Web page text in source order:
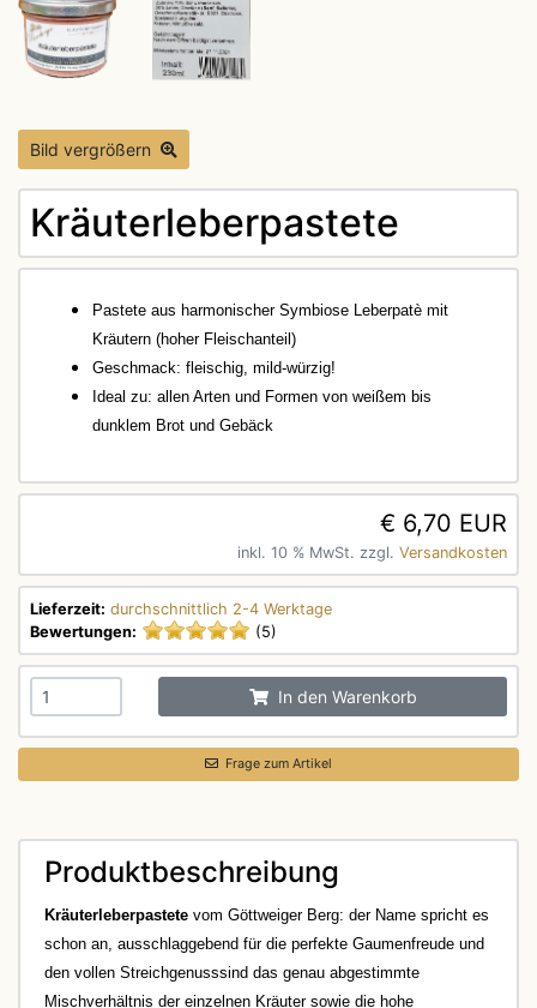
Bild vergrößern
Kräuterleberpastete
Pastete aus harmonischer Symbiose Leberpatè mit
Kräutern (hoher Fleischanteil)
Geschmack: fleischig, mild-würzig!
Ideal zu: allen Arten und Formen von weißem bis
dunklem Brot und Gebäck
€ 6,70 EUR
inkl. 10 % MwSt. zzgl. Versandkosten
Lieferzeit: durchschnittlich 2-4 Werktage
Bewertungen:
(5)
In den Warenkorb
Frage zum Artikel
Produktbeschreibung
Kräuterleberpastete vom Göttweiger Berg: der Name spricht es
schon an, ausschlaggebend für die perfekte Gaumenfreude und
den vollen Streichgenusssind das genau abgestimmte
Mischverhältnis der einzelnen Kräuter sowie die hohe